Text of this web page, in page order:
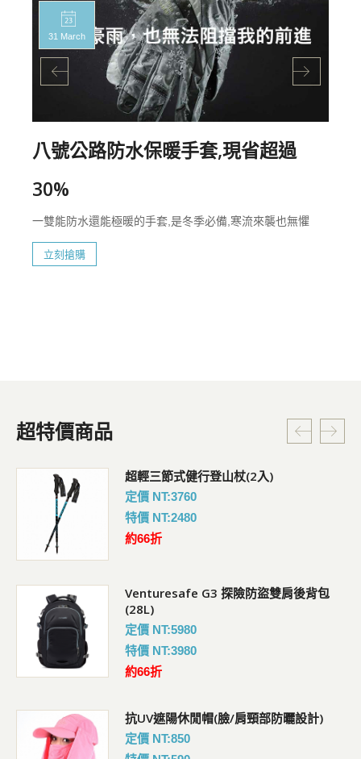
31 March
八號公路防水保暖手套,現省超過
30%
一雙能防水還能極暖的手套,是冬季必備,寒流來襲也無懼
立刻搶購
超特價商品
超輕三節式健行登山杖(2入)
定價 NT:3760
特價 NT:2480
約66折
Venturesafe G3 探險防盜雙肩後背包
(28L)
定價 NT:5980
特價 NT:3980
約66折
抗UV遮陽休閒帽(臉/肩頸部防曬設計)
定價 NT:850